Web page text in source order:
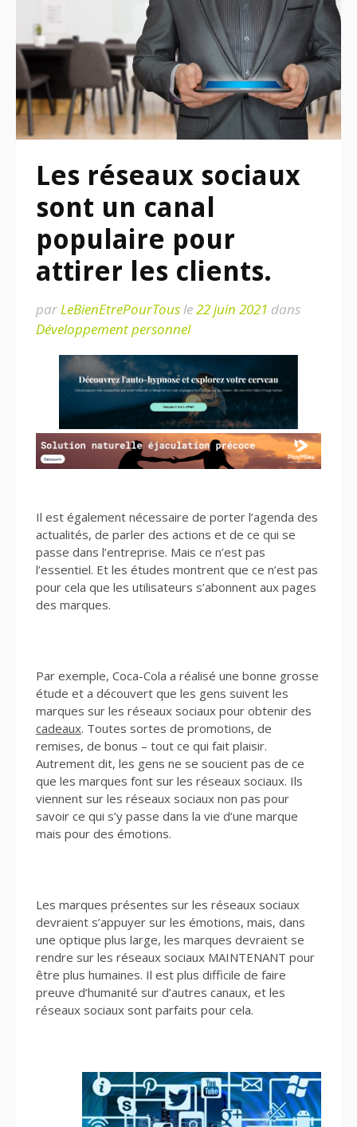
Les réseaux sociaux
sont un canal
populaire pour
attirer les clients.
parLeBienEtrePourTousle22 juin 2021 dans
Développement personnel
Il est également nécessaire de porter l’agenda des
actualités, de parler des actions et de ce qui se
passe dans l’entreprise. Mais ce n’est pas
l’essentiel. Et les études montrent que ce n’est pas
pour cela que les utilisateurs s’abonnent aux pages
des marques.
Par exemple, Coca-Cola a réalisé une bonne grosse
étude et a découvert que les gens suivent les
marques sur les réseaux sociaux pour obtenir des
cadeaux. Toutes sortes de promotions, de
remises, de bonus – tout ce qui fait plaisir.
Autrement dit, les gens ne se soucient pas de ce
que les marques font sur les réseaux sociaux. Ils
viennent sur les réseaux sociaux non pas pour
savoir ce qui s’y passe dans la vie d’une marque
mais pour des émotions.
Les marques présentes sur les réseaux sociaux
devraient s’appuyer sur les émotions, mais, dans
une optique plus large, les marques devraient se
rendre sur les réseaux sociaux MAINTENANT pour
être plus humaines. Il est plus difficile de faire
preuve d’humanité sur d’autres canaux, et les
réseaux sociaux sont parfaits pour cela.